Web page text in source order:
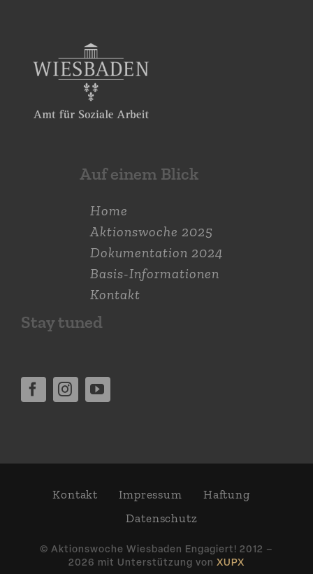
Auf einem Blick
Home
Aktions­woche 2025
Dokumen­tation 2024
Basis-Informationen
Kontakt
Stay tuned
Kontakt Impressum
Haftung
Daten­schutz
© Aktions­woche Wiesbaden Engagiert! 2012 –
2026 mit Unter­stützung von XUPX